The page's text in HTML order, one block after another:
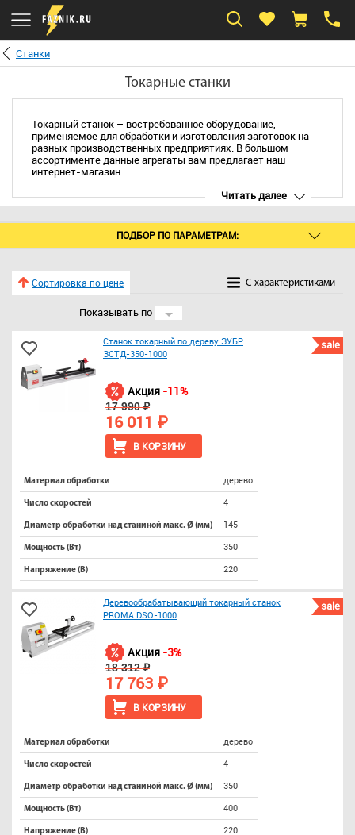
Станки
Токарные станки
Токарный станок – востребованное оборудование,
применяемое для обработки и изготовления заготовок на
разных производственных предприятиях. В большом
ассортименте данные агрегаты вам предлагает наш
интернет-магазин.
Читать далее
ПОДБОР ПО ПАРАМЕТРАМ:
Сортировка по цене C характеристиками
Показывать по 24
sale
Станок токарный по дереву ЗУБР
ЗСТД-350-1000
В КОРЗИНУ
Акция -11%
17 990 ₽
16 011 ₽
Материал обработки дерево
Число скоростей 4
Диаметр обработки над станиной макс. Ø (мм) 145
Мощность (Вт) 350
Напряжение (В) 220
sale
Деревообрабатывающий токарный станок
PROMA DSO-1000
В КОРЗИНУ
Акция -3%
18 312 ₽
17 763 ₽
Материал обработки дерево
Число скоростей 4
Диаметр обработки над станиной макс. Ø (мм) 350
Мощность (Вт) 400
Напряжение (В) 220